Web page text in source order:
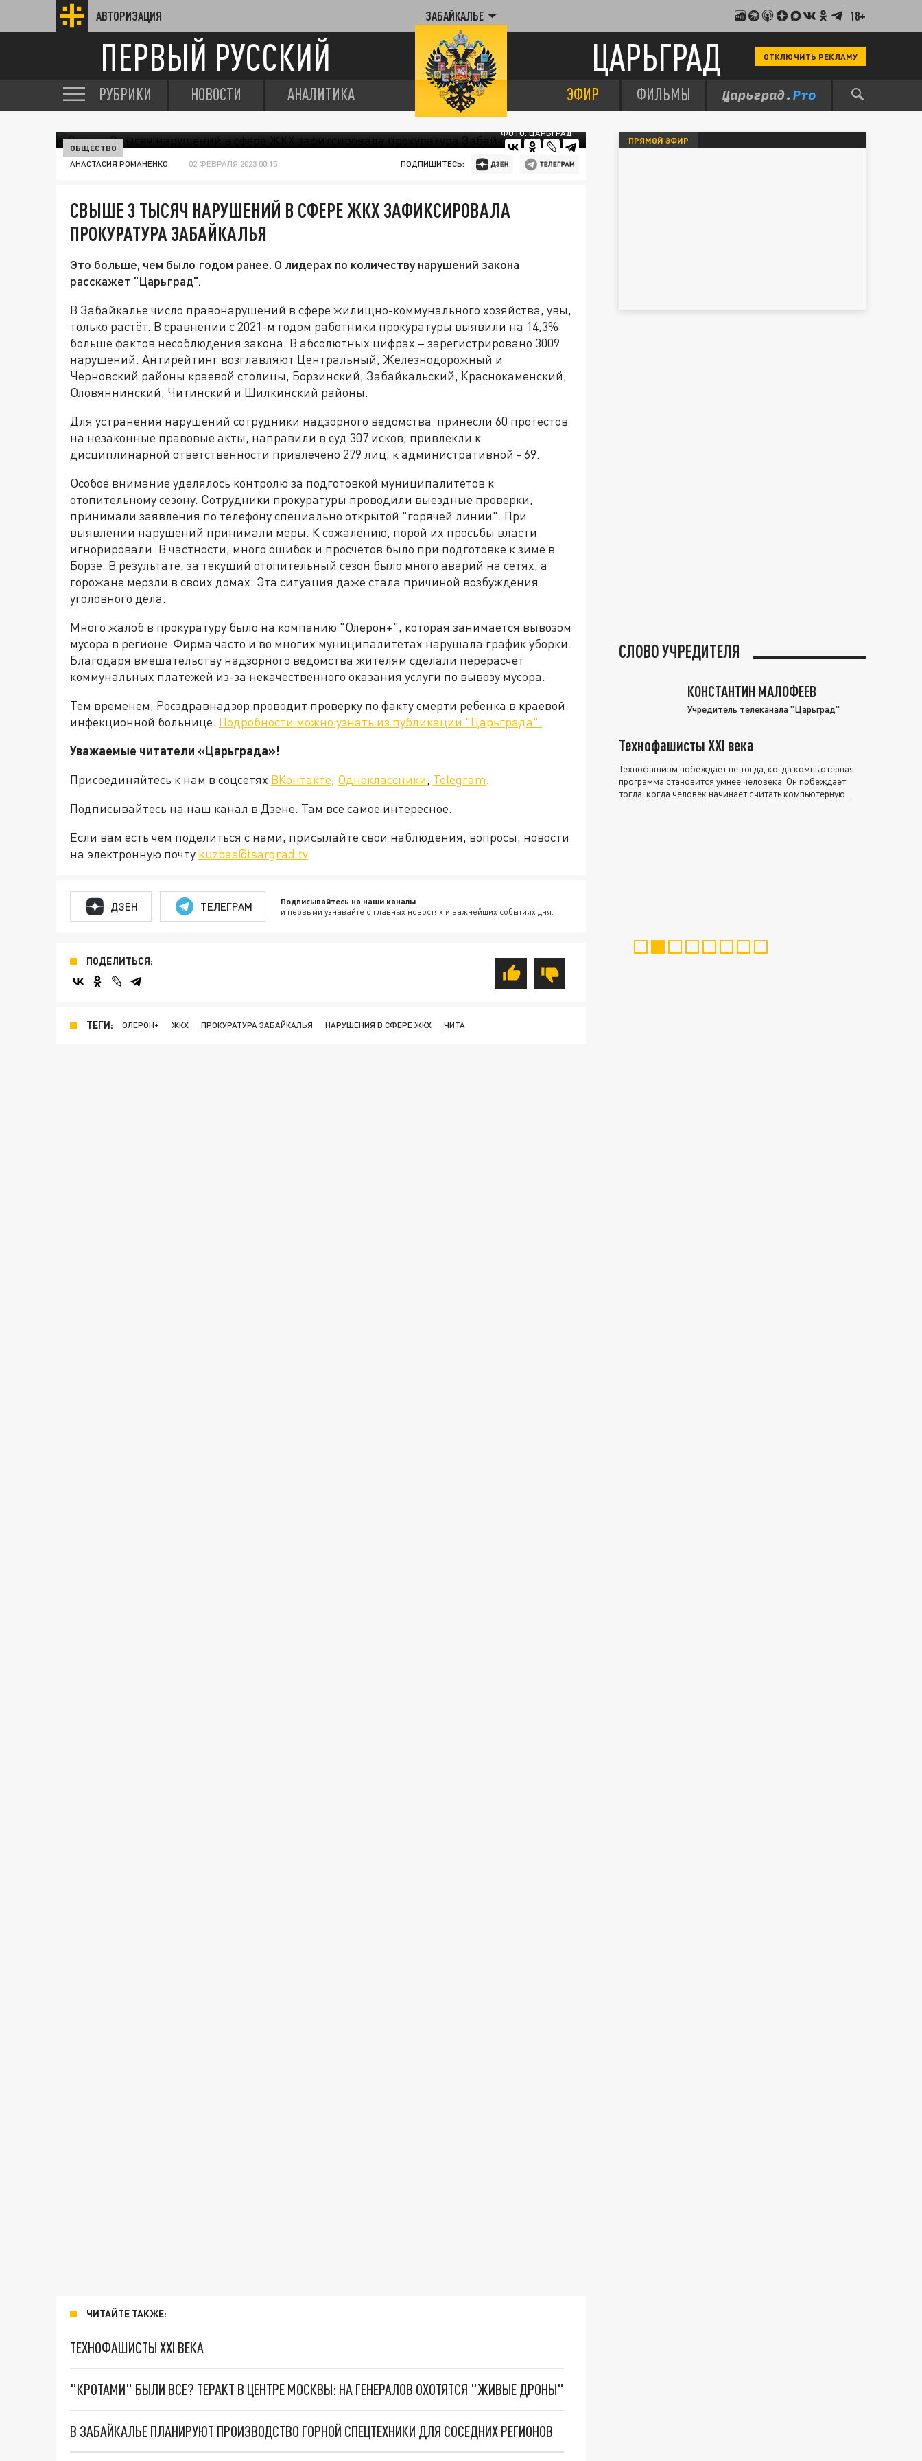
АВТОРИЗАЦИЯ ЗАБАЙКАЛЬЕ 18+
ПЕРВЫЙ РУССКИЙ ЦАРЬГРАД ОТКЛЮЧИТЬ РЕКЛАМУ
РУБРИКИ НОВОСТИ АНАЛИТИКА ЭФИР ФИЛЬМЫ
ФОТО: ЦАРЬГРАД
ОБЩЕСТВО
АНАСТАСИЯ РОМАНЕНКО 02 ФЕВРАЛЯ 2023 00:15 ПОДПИШИТЕСЬ:
СВЫШЕ 3 ТЫСЯЧ НАРУШЕНИЙ В СФЕРЕ ЖКХ ЗАФИКСИРОВАЛА
ПРОКУРАТУРА ЗАБАЙКАЛЬЯ
Это больше, чем было годом ранее. О лидерах по количеству нарушений закона
расскажет "Царьград".
В Забайкалье число правонарушений в сфере жилищно-коммунального хозяйства, увы,
только растёт. В сравнении с 2021-м годом работники прокуратуры выявили на 14,3%
больше фактов несоблюдения закона. В абсолютных цифрах – зарегистрировано 3009
нарушений. Антирейтинг возглавляют Центральный, Железнодорожный и
Черновский районы краевой столицы, Борзинский, Забайкальский, Краснокаменский,
Оловяннинский, Читинский и Шилкинский районы.
Для устранения нарушений сотрудники надзорного ведомства принесли 60 протестов
на незаконные правовые акты, направили в суд 307 исков, привлекли к
дисциплинарной ответственности привлечено 279 лиц, к административной - 69.
Особое внимание уделялось контролю за подготовкой муниципалитетов к
отопительному сезону. Сотрудники прокуратуры проводили выездные проверки,
принимали заявления по телефону специально открытой "горячей линии". При
выявлении нарушений принимали меры. К сожалению, порой их просьбы власти
игнорировали. В частности, много ошибок и просчетов было при подготовке к зиме в
Борзе. В результате, за текущий отопительный сезон было много аварий на сетях, а
горожане мерзли в своих домах. Эта ситуация даже стала причиной возбуждения
уголовного дела.
Много жалоб в прокуратуру было на компанию "Олерон+", которая занимается вывозом
мусора в регионе. Фирма часто и во многих муниципалитетах нарушала график уборки.
Благодаря вмешательству надзорного ведомства жителям сделали перерасчет
коммунальных платежей из-за некачественного оказания услуги по вывозу мусора.
Тем временем, Росздравнадзор проводит проверку по факту смерти ребенка в краевой
инфекционной больнице. Подробности можно узнать из публикации "Царьграда".
Уважаемые читатели «Царьграда»!
Присоединяйтесь к нам в соцсетях ВКонтакте, Одноклассники, Telegram.
Подписывайтесь на наш канал в Дзене. Там все самое интересное.
Если вам есть чем поделиться с нами, присылайте свои наблюдения, вопросы, новости
на электронную почту kuzbas@tsargrad.tv
ДЗЕН ТЕЛЕГРАМ Подписывайтесь на наши каналы
и первыми узнавайте о главных новостях и важнейших событиях дня.
ПОДЕЛИТЬСЯ:
ТЕГИ: ОЛЕРОН+ ЖКХ ПРОКУРАТУРА ЗАБАЙКАЛЬЯ НАРУШЕНИЯ В СФЕРЕ ЖКХ ЧИТА
ЧИТАЙТЕ ТАКЖЕ:
ТЕХНОФАШИСТЫ XXI ВЕКА
"КРОТАМИ" БЫЛИ ВСЕ? ТЕРАКТ В ЦЕНТРЕ МОСКВЫ: НА ГЕНЕРАЛОВ ОХОТЯТСЯ "ЖИВЫЕ ДРОНЫ"
В ЗАБАЙКАЛЬЕ ПЛАНИРУЮТ ПРОИЗВОДСТВО ГОРНОЙ СПЕЦТЕХНИКИ ДЛЯ СОСЕДНИХ РЕГИОНОВ
ПРЯМОЙ ЭФИР
СЛОВО УЧРЕДИТЕЛЯ
КОНСТАНТИН МАЛОФЕЕВ
Учредитель телеканала "Царьград"
Технофашисты XXI века
Технофашизм побеждает не тогда, когда компьютерная
программа становится умнее человека. Он побеждает
тогда, когда человек начинает считать компьютерную